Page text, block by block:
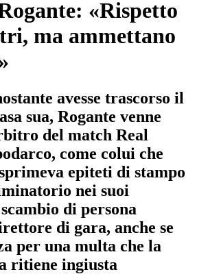
«Rispetto
ma ammettano
avesse trascorso il
sua, Rogante venne
del match Real
come colui che
epiteti di stampo
nei suoi
di persona
di gara, anche se
per una multa che la
ritiene ingiusta